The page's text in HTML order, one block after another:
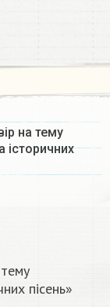
на тему
історичних
пісень»